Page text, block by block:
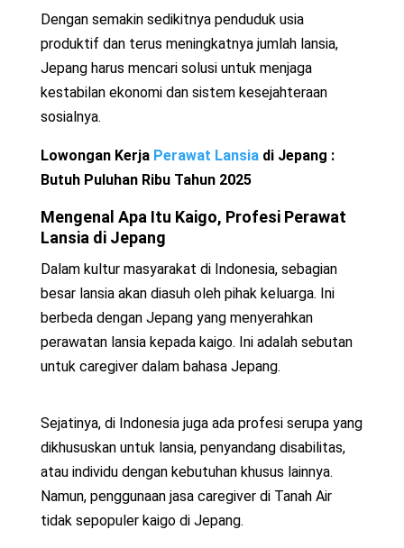
Dengan semakin sedikitnya penduduk usia
produktif dan terus meningkatnya jumlah lansia,
Jepang harus mencari solusi untuk menjaga
kestabilan ekonomi dan sistem kesejahteraan
sosialnya.
Lowongan Kerja Perawat Lansiadi Jepang :
Butuh Puluhan Ribu Tahun 2025
Mengenal Apa Itu Kaigo, Profesi Perawat
Lansia di Jepang
Dalam kultur masyarakat di Indonesia, sebagian
besar lansia akan diasuh oleh pihak keluarga. Ini
berbeda dengan Jepang yang menyerahkan
perawatan lansia kepada kaigo. Ini adalah sebutan
untuk caregiver dalam bahasa Jepang.
Sejatinya, di Indonesia juga ada profesi serupa yang
dikhususkan untuk lansia, penyandang disabilitas,
atau individu dengan kebutuhan khusus lainnya.
Namun, penggunaan jasa caregiver di Tanah Air
tidak sepopuler kaigo di Jepang.